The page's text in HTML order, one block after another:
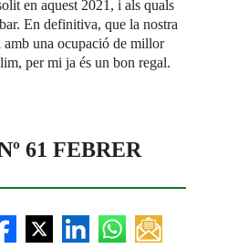
en aquest 2021, i als quals
En definitiva, que la nostra
amb una ocupació de millor
per mi ja és un bon regal.
61 FEBRER